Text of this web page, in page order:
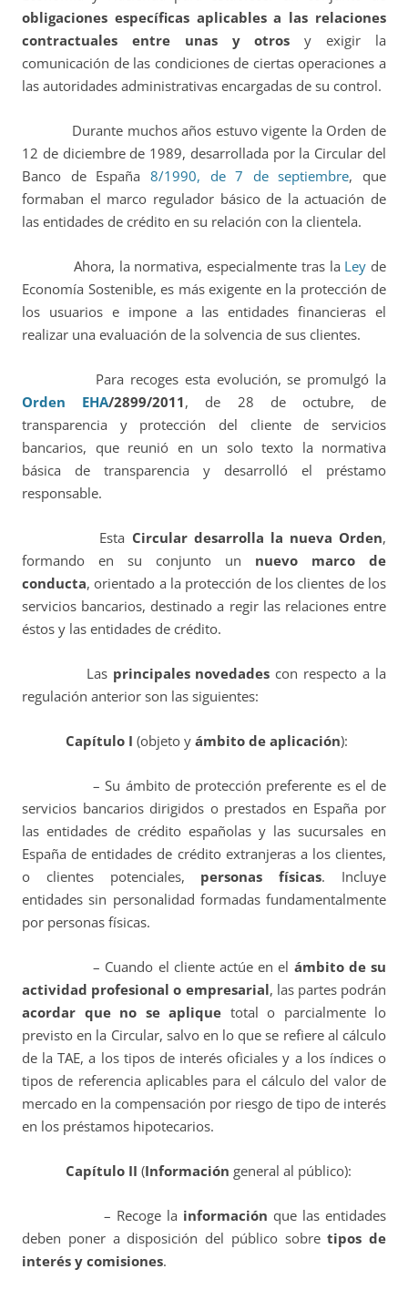
obligaciones específicas aplicables a las relaciones
contractuales entre unas y otrosy exigir la
comunicación de las condiciones de ciertas operaciones a
las autoridades administrativas encargadas de su control.
Durante muchos años estuvo vigente la Orden de
12 de diciembre de 1989, desarrollada por la Circular del
Banco de España 8/1990, de 7 de septiembre, que
formaban el marco regulador básico de la actuación de
las entidades de crédito en su relación con la clientela.
Ahora, la normativa, especialmente tras la Ley de
Economía Sostenible, es más exigente en la protección de
los usuarios e impone a las entidades financieras el
realizar una evaluación de la solvencia de sus clientes.
Para recoges esta evolución, se promulgó la
Orden EHA/2899/2011, de 28 de octubre, de
transparencia y protección del cliente de servicios
bancarios, que reunió en un solo texto la normativa
básica de transparencia y desarrolló el préstamo
responsable.
Esta Circular desarrolla la nueva Orden,
formando en su conjunto un nuevo marco de
conducta, orientado a la protección de los clientes de los
servicios bancarios, destinado a regir las relaciones entre
éstos y las entidades de crédito.
Las principales novedades con respecto a la
regulación anterior son las siguientes:
Capítulo I (objeto y ámbito de aplicación):
– Su ámbito de protección preferente es el de
servicios bancarios dirigidos o prestados en España por
las entidades de crédito españolas y las sucursales en
España de entidades de crédito extranjeras a los clientes,
o clientes potenciales, personas físicas. Incluye
entidades sin personalidad formadas fundamentalmente
por personas físicas.
– Cuando el cliente actúe en el ámbito de su
actividad profesional o empresarial, las partes podrán
acordar que no se aplique total o parcialmente lo
previsto en la Circular, salvo en lo que se refiere al cálculo
de la TAE, a los tipos de interés oficiales y a los índices o
tipos de referencia aplicables para el cálculo del valor de
mercado en la compensación por riesgo de tipo de interés
en los préstamos hipotecarios.
Capítulo II (Información general al público):
– Recoge la información que las entidades
deben poner a disposición del público sobretipos de
interés y comisiones.